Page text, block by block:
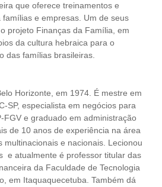
que oferece treinamentos e
e empresas. Um de seus
projeto Finanças da Família, em
da cultura hebraica para o
das famílias brasileiras.
Horizonte, em 1974. É mestre em
SP, especialista em negócios para
FGV e graduado em administração
de 10 anos de experiência na área
multinacionais e nacionais. Lecionou
e atualmente é professor titular das
da Faculdade de Tecnologia
em Itaquaquecetuba. Também dá